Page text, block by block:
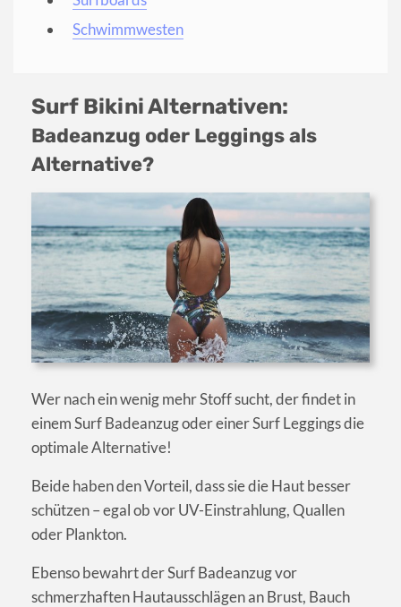
Schwimmwesten
Surf Bikini Alternativen:
Badeanzug oder Leggings als
Alternative?
Wer nach ein wenig mehr Stoff sucht, der findet in
einem Surf Badeanzug oder einer Surf Leggings die
optimale Alternative!
Beide haben den Vorteil, dass sie die Haut besser
schützen – egal ob vor UV-Einstrahlung, Quallen
oder Plankton.
Ebenso bewahrt der Surf Badeanzug vor
schmerzhaften Hautausschlägen an Brust, Bauch